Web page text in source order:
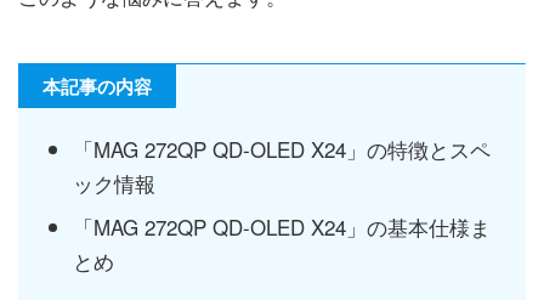
本記事の内容
「MAG 272QP QD-OLED X24」の特徴とスペ
ック情報
「MAG 272QP QD-OLED X24」の基本仕様ま
とめ